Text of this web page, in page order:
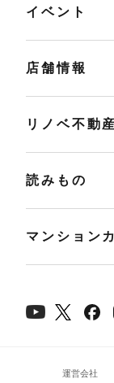
イベント
店舗情報
リノベ不動
読みもの
マンション
運営会社